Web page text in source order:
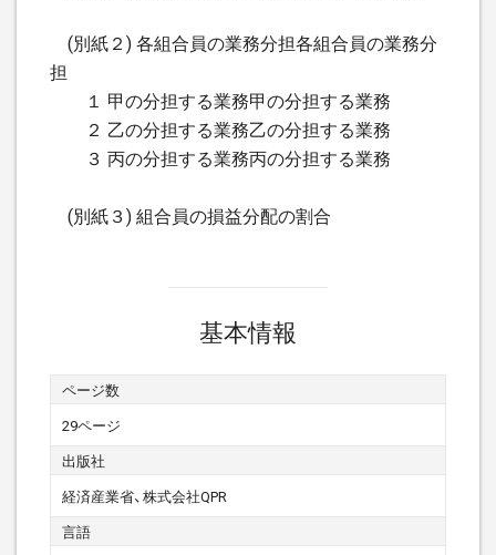
(別紙２) 各組合員の業務分担各組合員の業務分
担
１ 甲の分担する業務甲の分担する業務
２ 乙の分担する業務乙の分担する業務
３ 丙の分担する業務丙の分担する業務
(別紙３) 組合員の損益分配の割合
基本情報
ページ数
29ページ
出版社
経済産業省、株式会社QPR
言語